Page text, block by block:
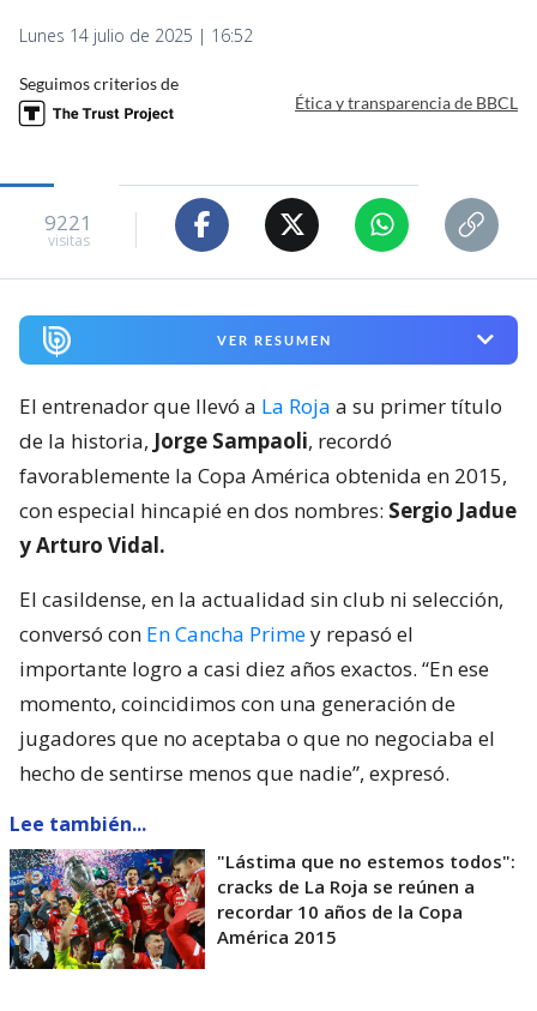
Lunes 14 julio de 2025 | 16:52
Seguimos criterios de
Ética y transparencia de BBCL
9221
visitas
VER RESUMEN
El entrenador que llevó a La Roja a su primer título
de la historia, Jorge Sampaoli, recordó
favorablemente la Copa América obtenida en 2015,
con especial hincapié en dos nombres: Sergio Jadue
y Arturo Vidal.
El casildense, en la actualidad sin club ni selección,
conversó con En Cancha Primey repasó el
importante logro a casi diez años exactos. “En ese
momento, coincidimos con una generación de
jugadores que no aceptaba o que no negociaba el
hecho de sentirse menos que nadie”, expresó.
Lee también...
"Lástima que no estemos todos":
cracks de La Roja se reúnen a
recordar 10 años de la Copa
América 2015